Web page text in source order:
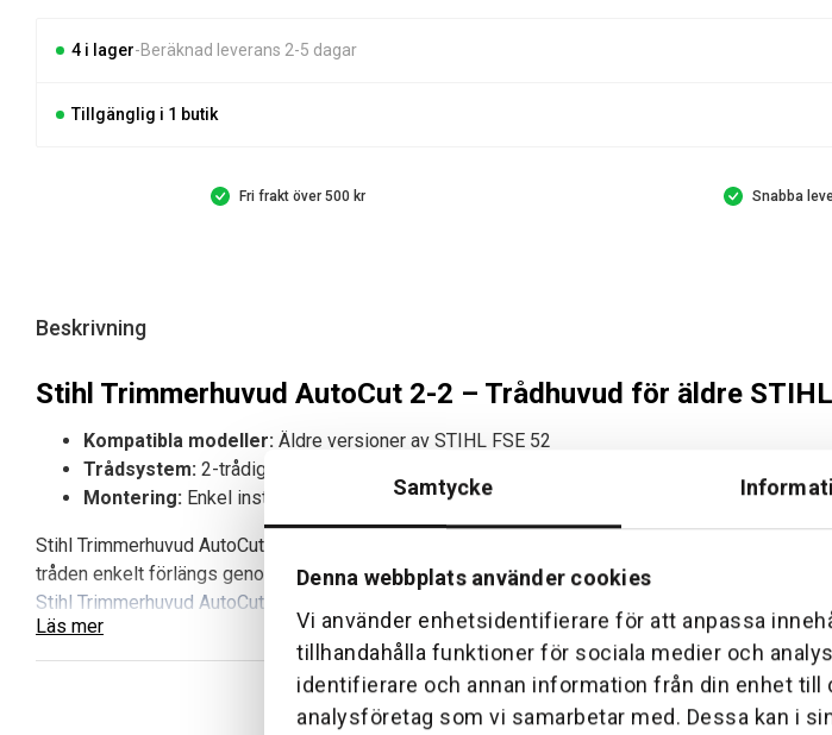
Samtycke
Denna webbplats använder cookies
Vi använder enhetsidentifierare för att anpassa
tillhandahålla funktioner för sociala medier och
identifierare och annan information från din enhet till
analysföretag som vi samarbetar med. Dessa kan i
4 i lager Beräknad leverans 2-5 dagar
Tillgänglig i 1 butik
Fri frakt över 500 kr Snabba
Beskrivning
Stihl Trimmerhuvud AutoCut 2-2 – Trådhuvud för äldre
Kompatibla modeller: Äldre versioner av STIHL FSE 52
Trådsystem: 2-trådigt med halvautomatisk matning
Montering: Enkel installation utan specialverktyg
Stihl Trimmerhuvud AutoCut 2-2 är ett reservhuvud för tidigare versioner av STIHLs eltrimmer
tråden enkelt förlängs genom att slå huvudet mot marken. Det är särskilt lämpligt för trimning
Stihl Trimmerhuvud AutoCut C 6-2
Fördelar med Trimmerhuvud AutoCut 2-2
Lämpligt för kanttrimning och detaljarbete i trädgården.
Läs mer